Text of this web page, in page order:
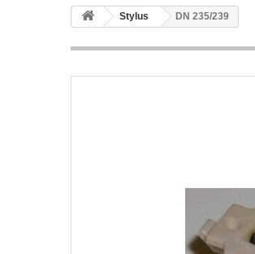
Stylus DN 235/239